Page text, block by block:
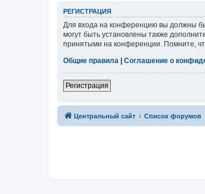
РЕГИСТРАЦИЯ
Для входа на конференцию вы должны
могут быть установлены также
принятыми на конференции. Помните,
Общие правила
Соглашение о
Регистрация
Центральный сайт Список форумов